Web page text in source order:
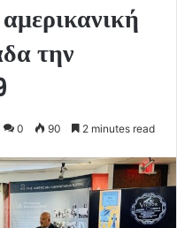
την
0 90 2 minutes read